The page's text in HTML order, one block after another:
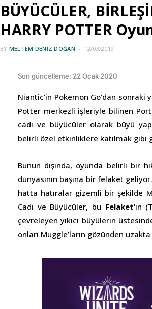
BÜYÜCÜLER,
HARRY POTTER
BY MELTEM DENIZ DOĞAN 12/03/2019
Son güncelleme: 22 Ocak 2020
Niantic’in Pokemon Go’dan sonraki
Potter merkezli işleriyle bilinen
cadı ve büyücüler olarak büyü
belirli özel etkinliklere katılmak gibi
Bunun dışında, oyunda belirli bir
dünyasının başına bir felaket
hatta hatıralar gizemli bir şekilde
Cadı ve Büyücüler, bu Felaket’in
çevreleyen yıkıcı büyülerin
onları Muggle’ların gözünden